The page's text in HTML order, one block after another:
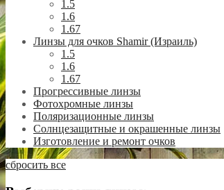
1.5
1.6
1.67
Линзы для очков Shamir (Израиль)
1.5
1.6
1.67
Прогрессивные линзы
Фотохромные линзы
Поляризационные линзы
Солнцезащитные и окрашенные линзы
Изготовление и ремонт очков
сбросить все